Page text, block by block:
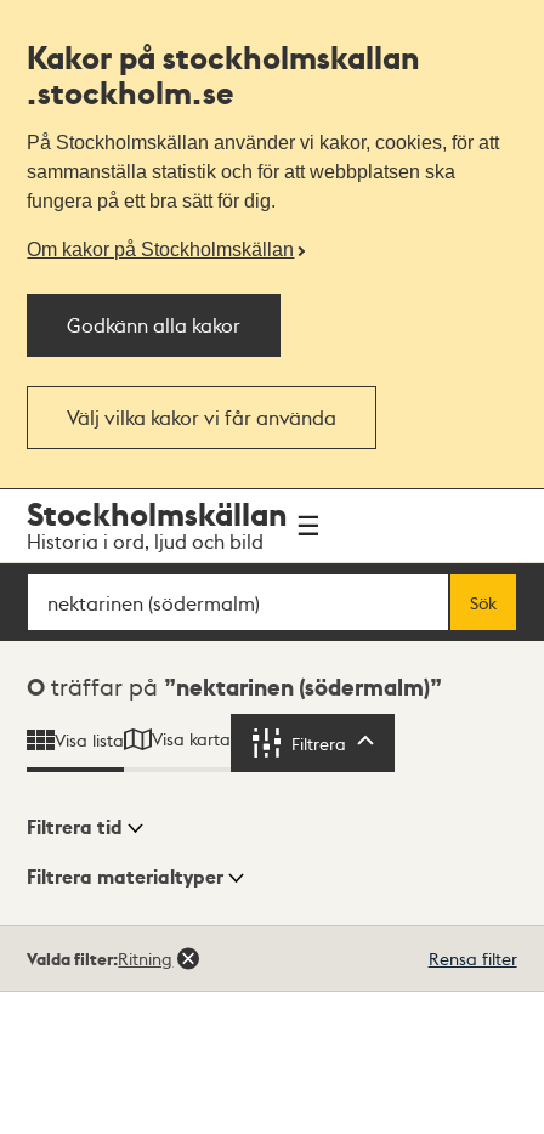
Kakor på stockholmskallan
.stockholm.se
På Stockholmskällan använder vi kakor, cookies, för att
sammanställa statistik och för att webbplatsen ska
fungera på ett bra sätt för dig.
Om kakor på Stockholmskällan
Godkänn alla kakor
Välj vilka kakor vi får använda
navigationen
huvudinnehållet
Stockholmskällan
Historia i ord, ljud och bild
Sök
Sök
Sökresultat
0 träffar på nektarinen (södermalm)
Visa lista Visa karta Filtrera
Visningsläge
Filtrera tid
Filtrera materialtyper
träffar
Valda filter:Ritning Rensa filter